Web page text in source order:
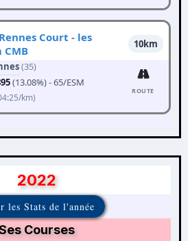
Court - les
CMB
10km
(35)
(13.08%) - 65/ESM
km)
ROUTE
2022
les Stats de l'année
Courses